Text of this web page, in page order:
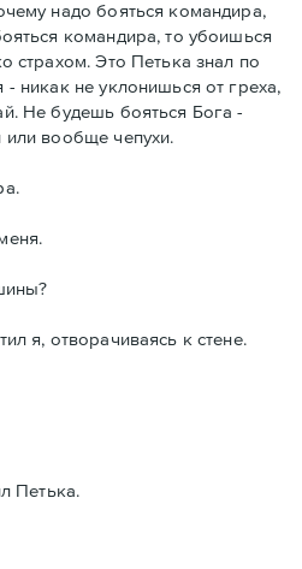
надо бояться командира,
командира, то убоишься
страхом. Это Петька знал по
никак не уклонишься от греха,
Не будешь бояться Бога -
или вообще чепухи.
я, отворачиваясь к стене.
Петька.